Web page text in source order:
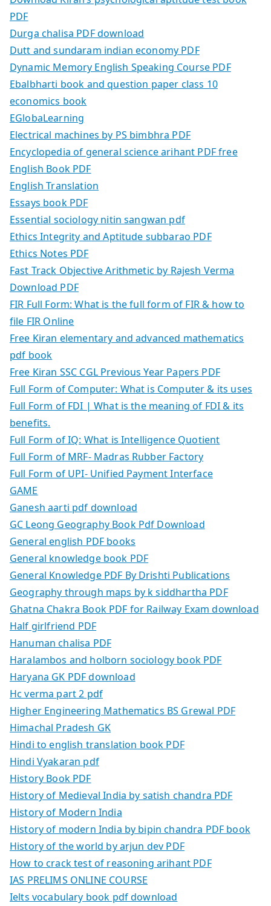
PDF
Durga chalisa PDF download
Dutt and sundaram indian economy PDF
Dynamic Memory English Speaking Course PDF
Ebalbharti book and question paper class 10
economics book
EGlobaLearning
Electrical machines by PS bimbhra PDF
Encyclopedia of general science arihant PDF free
English Book PDF
English Translation
Essays book PDF
Essential sociology nitin sangwan pdf
Ethics Integrity and Aptitude subbarao PDF
Ethics Notes PDF
Fast Track Objective Arithmetic by Rajesh Verma
Download PDF
FIR Full Form: What is the full form of FIR & how to
file FIR Online
Free Kiran elementary and advanced mathematics
pdf book
Free Kiran SSC CGL Previous Year Papers PDF
Full Form of Computer: What is Computer & its uses
Full Form of FDI | What is the meaning of FDI & its
benefits.
Full Form of IQ: What is Intelligence Quotient
Full Form of MRF- Madras Rubber Factory
Full Form of UPI- Unified Payment Interface
GAME
Ganesh aarti pdf download
GC Leong Geography Book Pdf Download
General english PDF books
General knowledge book PDF
General Knowledge PDF By Drishti Publications
Geography through maps by k siddhartha PDF
Ghatna Chakra Book PDF for Railway Exam download
Half girlfriend PDF
Hanuman chalisa PDF
Haralambos and holborn sociology book PDF
Haryana GK PDF download
Hc verma part 2 pdf
Higher Engineering Mathematics BS Grewal PDF
Himachal Pradesh GK
Hindi to english translation book PDF
Hindi Vyakaran pdf
History Book PDF
History of Medieval India by satish chandra PDF
History of Modern India
History of modern India by bipin chandra PDF book
History of the world by arjun dev PDF
How to crack test of reasoning arihant PDF
IAS PRELIMS ONLINE COURSE
Ielts vocabulary book pdf download